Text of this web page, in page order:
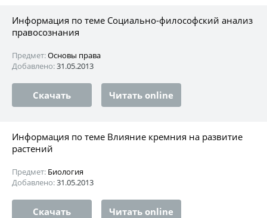
Информация по теме Социально-философский анализ
правосознания
Предмет:Основы права
Добавлено:31.05.2013
Скачать Читать online
Информация по теме Влияние кремния на развитие
растений
Предмет: Биология
Добавлено:31.05.2013
Скачать Читать online